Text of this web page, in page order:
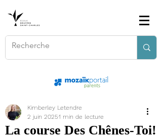
La course Des Chênes-Toi!
Kimberley Letendre
2 juin 20251 min de lecture